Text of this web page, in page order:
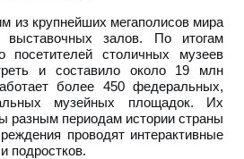
из крупнейших мегаполисов мира
залов. По итогам
посетителей столичных музеев
и составило около 19 млн
более 450 федеральных,
музейных площадок. Их
разным периодам истории страны
проводят интерактивные
подростков.